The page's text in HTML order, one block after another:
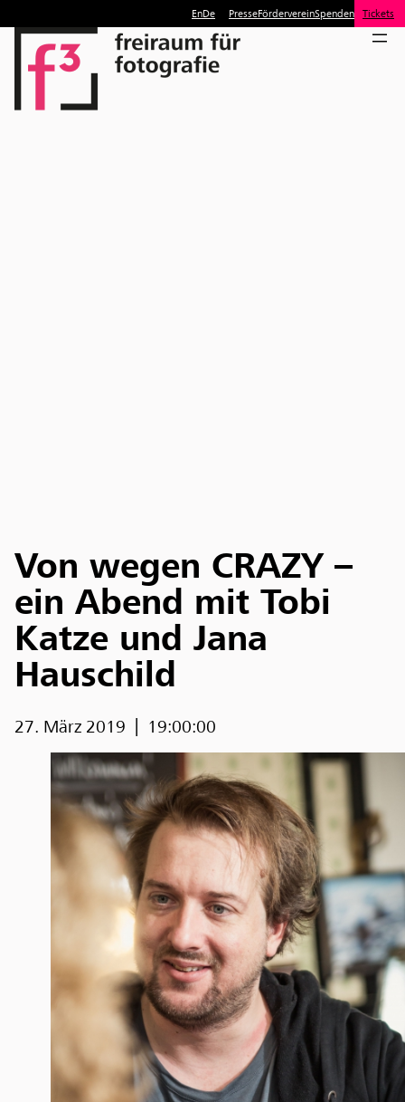
EnDe PresseFördervereinSpenden Tickets
Von wegen CRAZY –
ein Abend mit Tobi
Katze und Jana
Hauschild
27. März 2019 19:00:00